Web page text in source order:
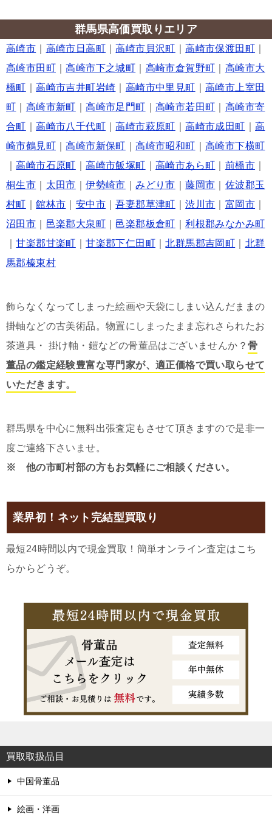
群馬県高価買取りエリア
高崎市 高崎市日高町 高崎市貝沢町 高崎市保渡田町
高崎市田町
高崎市下之城町 高崎市倉賀野町
高崎市大
橋町
高崎市吉井町岩崎 高崎市中里見町
高崎市上室田
町
高崎市新町 高崎市足門町 高崎市若田町
高崎市寄
合町
高崎市八千代町 高崎市萩原町 高崎市成田町
高
崎市鶴見町
高崎市新保町 高崎市昭和町
高崎市下横町
高崎市石原町 高崎市飯塚町 高崎市あら町 前橋市
桐生市
太田市 ｜伊勢崎市 ｜みどり市 藤岡市
佐波郡玉
村町
｜館林市 安中市 ｜吾妻郡草津町 ｜渋川市 富岡市
沼田市
邑楽郡大泉町 邑楽郡板倉町 ｜利根郡みなかみ町
｜甘楽郡甘楽町 ｜甘楽郡下仁田町 ｜北群馬郡吉岡町
北群
馬郡榛東村
飾らなくなってしまった絵画や天袋にしまい込んだままの
掛軸などの古美術品。物置にしまったまま忘れさられたお
茶道具・ 掛け軸・鎧などの骨董品はございませんか？ 骨
董品の鑑定経験豊富な専門家が、適正価格で買い取らせて
いただきます。
群馬県を中心に無料出張査定もさせて頂きますので是非一
度ご連絡下さいませ。
※ 他の市町村部の方もお気軽にご相談ください。
業界初！ネット完結型買取り
最短24時間以内で現金買取！簡単オンライン査定はこち
らからどうぞ。
買取取扱品目
中国骨董品
絵画・洋画